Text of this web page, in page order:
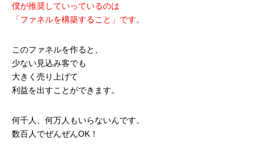
僕が推奨していっているのは
「ファネルを構築すること」です。
このファネルを作ると、
少ない見込み客でも
大きく売り上げて
利益を出すことができます。
何千人、何万人もいらないんです。
数百人でぜんぜんOK！